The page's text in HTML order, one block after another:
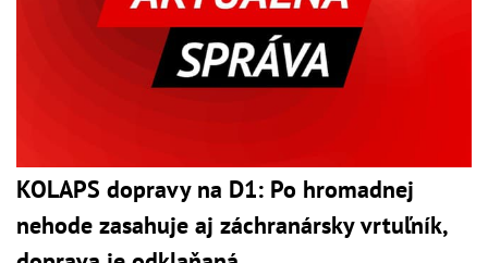
KOLAPS dopravy na D1: Po hromadnej
nehode zasahuje aj záchranársky vrtuľník,